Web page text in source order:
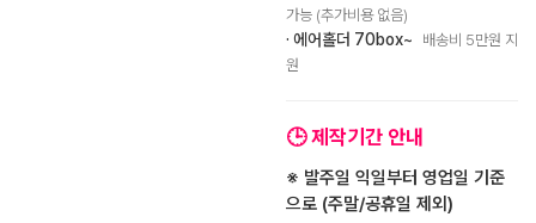
가능 (추가비용 없음)
· 에어홀더 70box~
배송비 5만원 지
원
🕒 제작기간 안내
※ 발주일 익일부터 영업일 기준
으로 (주말/공휴일 제외)